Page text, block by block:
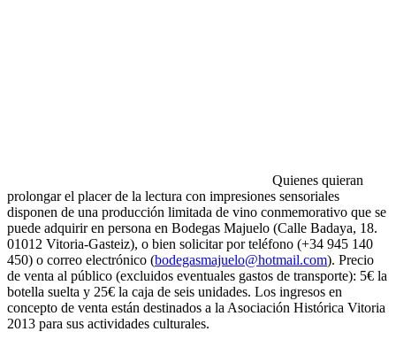
Quienes quieran
prolongar el placer de la lectura con impresiones sensoriales
disponen de una producción limitada de vino conmemorativo que se
puede adquirir en persona en Bodegas Majuelo (Calle Badaya, 18.
01012 Vitoria-Gasteiz), o bien solicitar por teléfono (+34 945 140
450) o correo electrónico (bodegasmajuelo@hotmail.com). Precio
de venta al público (excluidos eventuales gastos de transporte): 5€ la
botella suelta y 25€ la caja de seis unidades. Los ingresos en
concepto de venta están destinados a la Asociación Histórica Vitoria
2013 para sus actividades culturales.